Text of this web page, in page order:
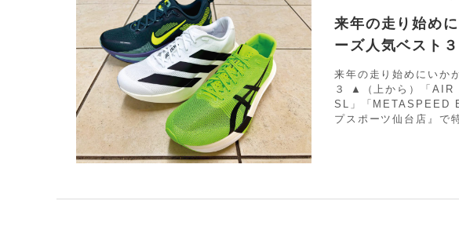
来年の走り始め
ーズ人気ベスト３
来年の走り始めにいか
３ ▲（上から）「AIR
SL」「METASPEED
プスポーツ仙台店』で